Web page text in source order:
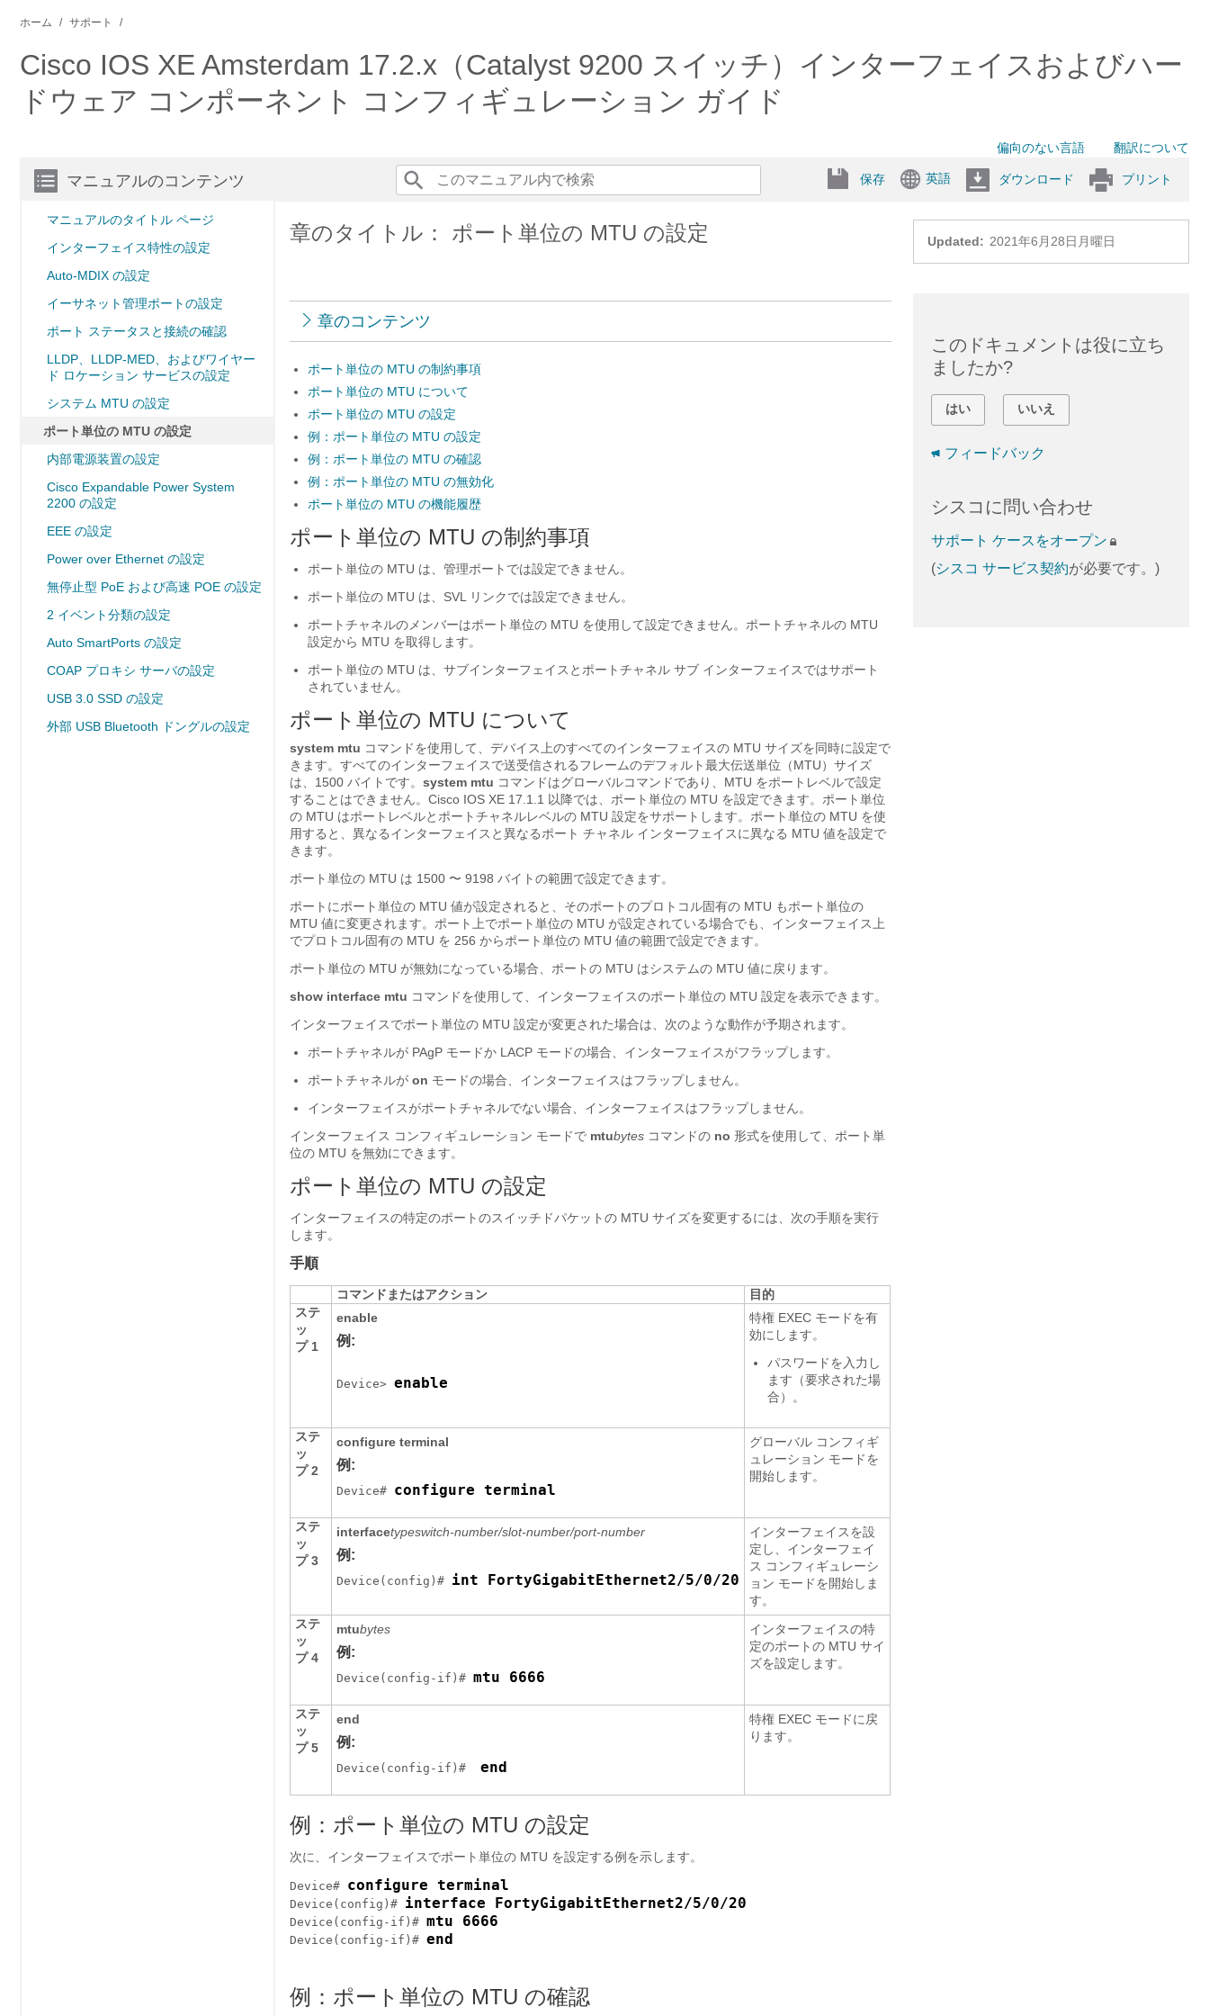
ホーム サポート
Cisco IOS XE Amsterdam 17.2.x（Catalyst 9200 スイッチ）インターフェイスおよびハー
ドウェア コンポーネント コンフィギュレーション ガイド
偏向のない言語 翻訳について
マニュアルのコンテンツ
マニュアルのタイトル ページ
インターフェイス特性の設定
Auto-MDIX の設定
イーサネット管理ポートの設定
ポート ステータスと接続の確認
LLDP、LLDP-MED、およびワイヤー
ド ロケーション サービスの設定
システム MTU の設定
ポート単位の MTU の設定
内部電源装置の設定
Cisco Expandable Power System
2200 の設定
EEE の設定
Power over Ethernet の設定
無停止型 PoE および高速 POE の設定
2 イベント分類の設定
Auto SmartPorts の設定
COAP プロキシ サーバの設定
USB 3.0 SSD の設定
外部 USB Bluetooth ドングルの設定
保存 英語 ダウンロード プリント
Updated: 2021年6月28日月曜日
章のタイトル： ポート単位の MTU の設定
章のコンテンツ
ポート単位の MTU の制約事項
ポート単位の MTU について
ポート単位の MTU の設定
例：ポート単位の MTU の設定
例：ポート単位の MTU の確認
例：ポート単位の MTU の無効化
ポート単位の MTU の機能履歴
ポート単位の MTU の制約事項
ポート単位の MTU は、管理ポートでは設定できません。
ポート単位の MTU は、SVL リンクでは設定できません。
ポートチャネルのメンバーはポート単位の MTU を使用して設定できません。ポートチャネルの MTU
設定から MTU を取得します。
ポート単位の MTU は、サブインターフェイスとポートチャネル サブ インターフェイスではサポート
されていません。
ポート単位の MTU について
system mtu コマンドを使用して、デバイス上のすべてのインターフェイスの MTU サイズを同時に設定で
きます。すべてのインターフェイスで送受信されるフレームのデフォルト最大伝送単位（MTU）サイズ
は、1500 バイトです。 system mtu コマンドはグローバルコマンドであり、MTU をポートレベルで設定
することはできません。Cisco IOS XE 17.1.1 以降では、ポート単位の MTU を設定できます。ポート単位
の MTU はポートレベルとポートチャネルレベルの MTU 設定をサポートします。ポート単位の MTU を使
用すると、異なるインターフェイスと異なるポート チャネル インターフェイスに異なる MTU 値を設定で
きます。
ポート単位の MTU は 1500 〜 9198 バイトの範囲で設定できます。
ポートにポート単位の MTU 値が設定されると、そのポートのプロトコル固有の MTU もポート単位の
MTU 値に変更されます。ポート上でポート単位の MTU が設定されている場合でも、インターフェイス上
でプロトコル固有の MTU を 256 からポート単位の MTU 値の範囲で設定できます。
ポート単位の MTU が無効になっている場合、ポートの MTU はシステムの MTU 値に戻ります。
show interface mtu コマンドを使用して、インターフェイスのポート単位の MTU 設定を表示できます。
インターフェイスでポート単位の MTU 設定が変更された場合は、次のような動作が予期されます。
ポートチャネルが PAgP モードか LACP モードの場合、インターフェイスがフラップします。
ポートチャネルが on モードの場合、インターフェイスはフラップしません。
インターフェイスがポートチャネルでない場合、インターフェイスはフラップしません。
インターフェイス コンフィギュレーション モードで mtubytes コマンドの no 形式を使用して、ポート単
位の MTU を無効にできます。
ポート単位の MTU の設定
インターフェイスの特定のポートのスイッチドパケットの MTU サイズを変更するには、次の手順を実行
します。
手順
コマンドまたはアクション
目的
ステ
ッ
プ 1
enable
例:
Device> enable
特権 EXEC モードを有
効にします。
パスワードを入力し
ます（要求された場
合）。
ステ
ッ
プ 2
configure terminal
例:
Device# configure terminal
グローバル コンフィギ
ュレーション モードを
開始します。
ステ
ッ
プ 3
interfacetypeswitch-number/slot-number/port-number
例:
Device(config)# int FortyGigabitEthernet2/5/0/20
インターフェイスを設
定し、インターフェイ
ス コンフィギュレーシ
ョン モードを開始しま
す。
ステ
ッ
プ 4
mtubytes
例:
Device(config-if)# mtu 6666
インターフェイスの特
定のポートの MTU サイ
ズを設定します。
ステ
ッ
プ 5
end
例:
Device(config-if)# end
特権 EXEC モードに戻
ります。
例：ポート単位の MTU の設定
次に、インターフェイスでポート単位の MTU を設定する例を示します。
Device# configure terminal
Device(config)# interface FortyGigabitEthernet2/5/0/20
Device(config-if)# mtu 6666
Device(config-if)# end
例：ポート単位の MTU の確認
このドキュメントは役に立ち
ましたか?
はい いいえ
フィードバック
シスコに問い合わせ
サポート ケースをオープン
(シスコ サービス契約が必要です。)